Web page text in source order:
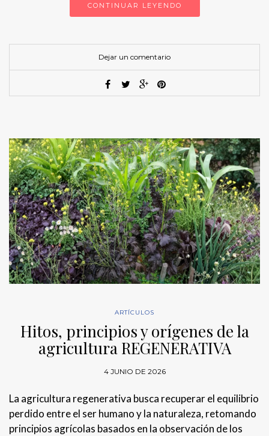
CONTINUAR LEYENDO
Dejar un comentario
ARTÍCULOS
Hitos, principios y orígenes de la
agricultura REGENERATIVA
4 JUNIO DE 2026
La agricultura regenerativa busca recuperar el equilibrio
perdido entre el ser humano y la naturaleza, retomando
principios agrícolas basados en la observación de los